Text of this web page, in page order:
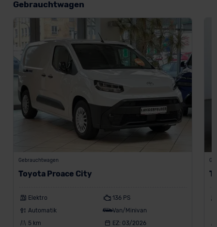
Gebrauchtwagen
Gebrauchtwagen
Toyota Proace City
Elektro
136 PS
Automatik
Van/Minivan
5 km
EZ: 03/2026